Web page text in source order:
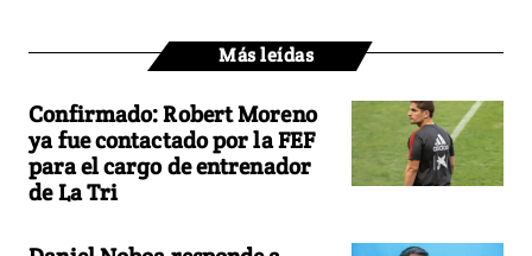
Más leídas
Confirmado: Robert Moreno
ya fue contactado por la FEF
para el cargo de entrenador
de La Tri